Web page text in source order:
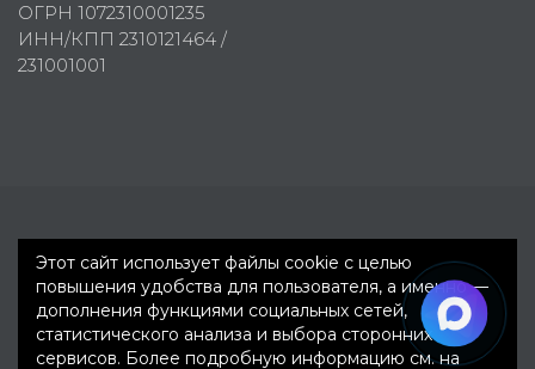
ОГРН 1072310001235
ИНН/КПП 2310121464 /
231001001
Этот сайт использует файлы cookie с целью
повышения удобства для пользователя, а именно —
дополнения функциями социальных сетей,
статистического анализа и выбора сторонних
сервисов. Более подробную информацию см. на